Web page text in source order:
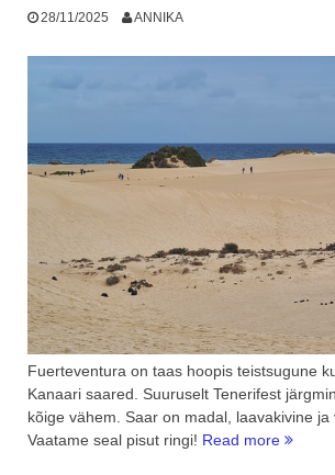
28/11/2025 ANNIKA
Fuerteventura on taas hoopis teistsugune
Kanaari saared. Suuruselt Tenerifest
kõige vähem. Saar on madal, laavakivine ja
Vaatame seal pisut ringi! Read more